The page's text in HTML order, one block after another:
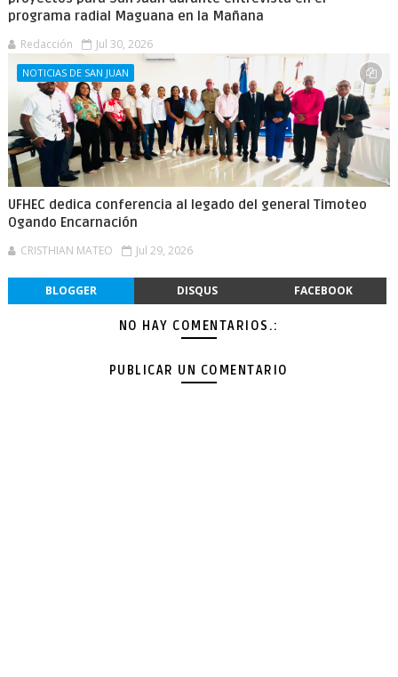
programa radial Maguana en la Mañana
Redacción Jul 30, 2026
NOTICIAS DE SAN JUAN
UFHEC dedica conferencia al legado del general Timoteo
Ogando Encarnación
CRISTHIAN MATEO Jul 29, 2026
BLOGGER DISQUS FACEBOOK
NO HAY COMENTARIOS.:
PUBLICAR UN COMENTARIO